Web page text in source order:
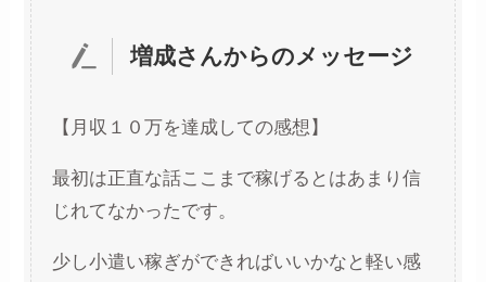
増成さんからのメッセージ
【月収１０万を達成しての感想】
最初は正直な話ここまで稼げるとはあまり信
じれてなかったです。
少し小遣い稼ぎができればいいかなと軽い感